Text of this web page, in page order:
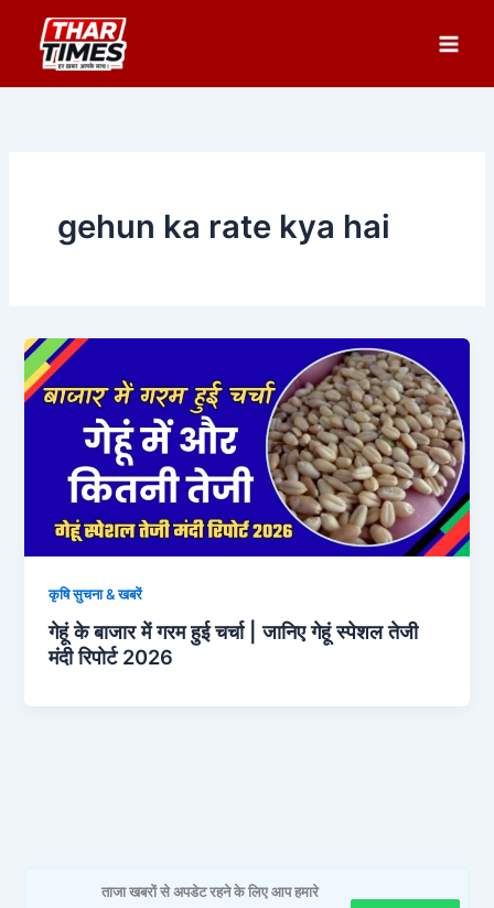
content
gehun ka rate kya hai
कृषि सुचना & खबरें
गेहूं के बाजार में गरम हुई चर्चा | जानिए गेहूं स्पेशल तेजी
मंदी रिपोर्ट 2026
ताजा खबरों से अपडेट रहने के लिए आप हमारे